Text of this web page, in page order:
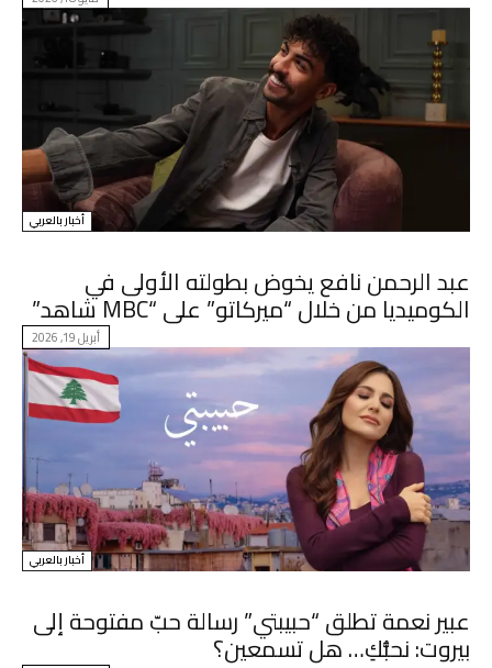
أخبار بالعربي
عبد الرحمن نافع يخوض بطولته الأولى في
الكوميديا من خلال “ميركاتو” على “MBC شاهد”
أبريل 19, 2026
أخبار بالعربي
عبير نعمة تطلق “حبيبتي” رسالة حبّ مفتوحة إلى
بيروت: نحبُّكِ… هل تسمعين؟